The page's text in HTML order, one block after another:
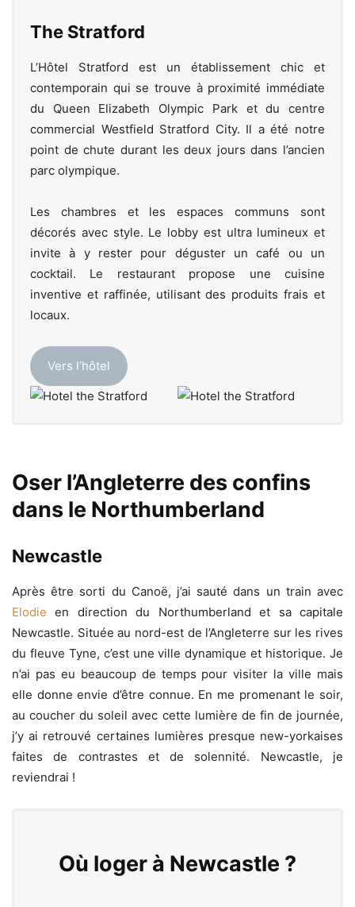
The Stratford
L’Hôtel Stratford est un établissement chic et
contemporain qui se trouve à proximité immédiate
du Queen Elizabeth Olympic Park et du centre
commercial Westfield Stratford City. Il a été notre
point de chute durant les deux jours dans l’ancien
parc olympique.
Les chambres et les espaces communs sont
décorés avec style. Le lobby est ultra lumineux et
invite à y rester pour déguster un café ou un
cocktail. Le restaurant propose une cuisine
inventive et raffinée, utilisant des produits frais et
locaux.
Vers l’hôtel
Oser l’Angleterre des confins
dans le Northumberland
Newcastle
Après être sorti du Canoë, j’ai sauté dans un train avec
Elodie en direction du Northumberland et sa capitale
Newcastle. Située au nord-est de l’Angleterre sur les rives
du fleuve Tyne, c’est une ville dynamique et historique. Je
n’ai pas eu beaucoup de temps pour visiter la ville mais
elle donne envie d’être connue. En me promenant le soir,
au coucher du soleil avec cette lumière de fin de journée,
j’y ai retrouvé certaines lumières presque new-yorkaises
faites de contrastes et de solennité. Newcastle, je
reviendrai !
Où loger à Newcastle ?